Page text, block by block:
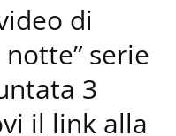
di
serie
3
il link alla